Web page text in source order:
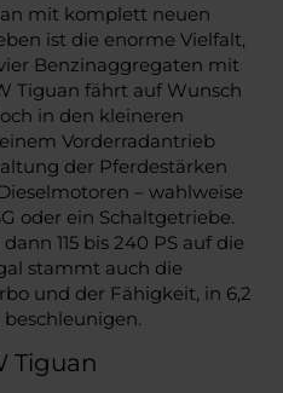
mit komplett neuen
ist die enorme Vielfalt,
Benzinaggregaten mit
Tiguan fährt auf Wunsch
in den kleineren
Vorderradantrieb
der Pferdestärken
– wahlweise
oder ein Schaltgetriebe.
115 bis 240 PS auf die
stammt auch die
und der Fähigkeit, in 6,2
Tiguan